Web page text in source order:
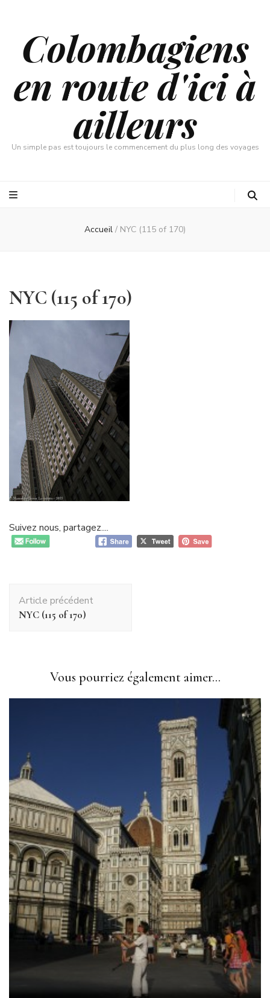
Colombagiens
en route d'ici à
ailleurs
Un simple pas est toujours le commencement du plus long des voyages
Accueil / NYC (115 of 170)
NYC (115 of 170)
Suivez nous, partagez....
d'article
Article précédent
NYC (115 of 170)
Vous pourriez également aimer...